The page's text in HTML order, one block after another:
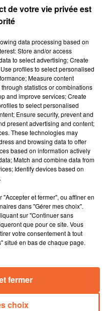
( SOIR )
en Scène " mi-
en valeur les éleveurs de
( photo ).
Bressuire, Festival des
se poursuivra demain.
l'honneur à Bouillé-
compagnies invitées à
de la saison
ce week-end.
ce festival " Au fil du
des concerts, visites
et autres
de votre vie privée est
data processing based on
Store and/or access
to select advertising; Create
profiles to select personalised
Measure content
statistics or combinations
and improve services; Create
to select personalised
Ensure security, prevent and
present advertising and content;
These technologies may
and browsing data to offer
based on information actively
Match and combine data from
Identify devices based on
et fermer", ou affiner en
dans "Gérer mes choix".
sur "Continuer sans
que pour ce site. Vous
votre consentement à tout
situé en bas de chaque page.
choix
fermer